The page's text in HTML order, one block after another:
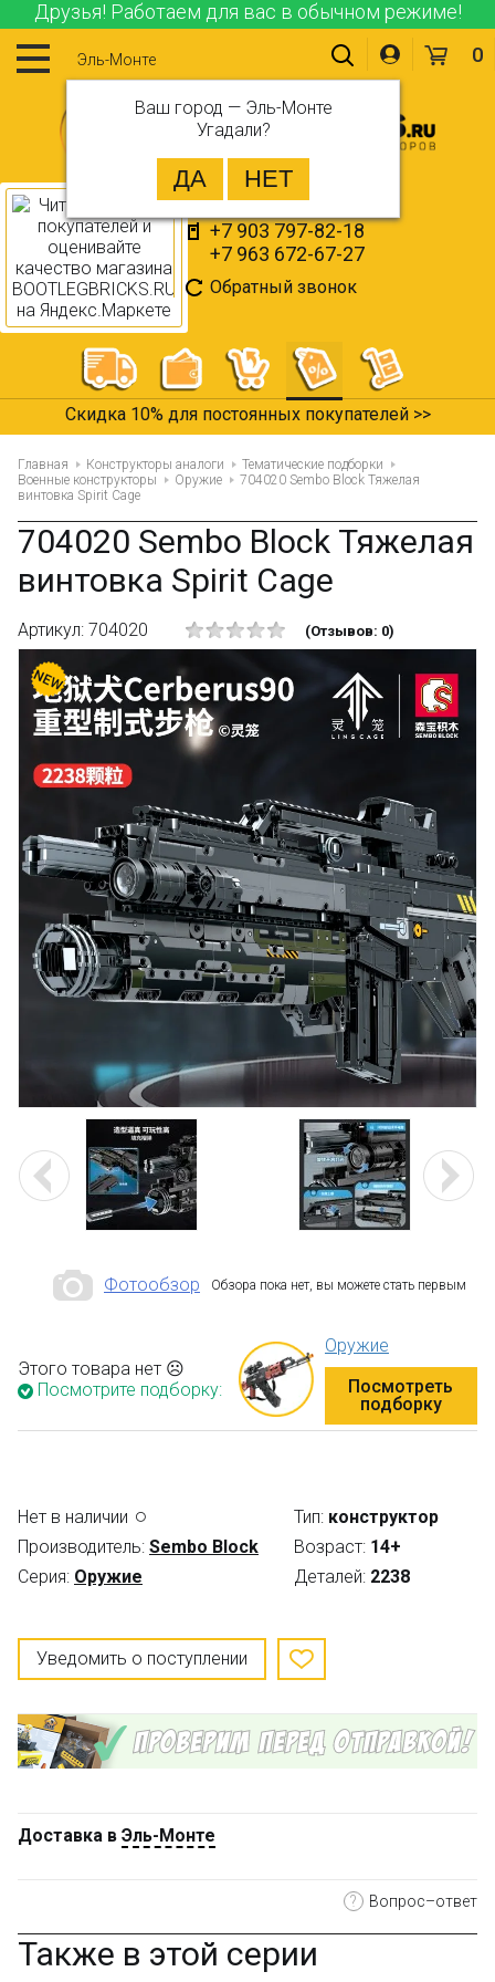
Друзья! Работаем для вас в обычном режиме!
Эль-Монте
Ваш город — Эль-Монте
Угадали?
+7 903 797-82-18
+7 963 672-67-27
Обратный звонок
0
Скидка 10% для постоянных покупателей >>
Главная Конструкторы аналоги
Тематические подборки
Военные конструкторы
Оружие
704020 Sembo Block Тяжелая
винтовка Spirit Cage
704020 Sembo Block Тяжелая
винтовка Spirit Cage
Артикул: 704020 (Отзывов: 0)
Фотообзор Обзора пока нет, вы можете стать первым
Этого товара нет ☹
Посмотрите подборку:
Оружие
Посмотреть
подборку
Нет в наличии
Производитель: Sembo Block
Серия: Оружие
Тип: конструктор
Возраст: 14+
Деталей: 2238
Уведомить о поступлении
Доставка в Эль-Монте
? Вопрос–ответ
Также в этой серии